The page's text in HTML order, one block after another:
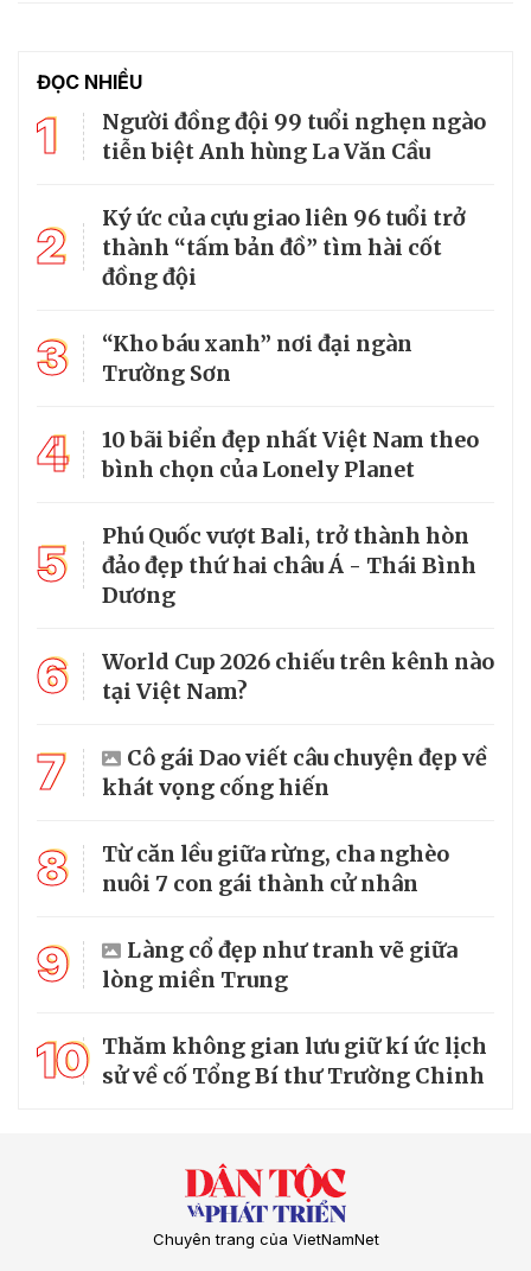
ĐỌC NHIỀU
1
Người đồng đội 99 tuổi nghẹn ngào
tiễn biệt Anh hùng La Văn Cầu
2
Ký ức của cựu giao liên 96 tuổi trở
thành “tấm bản đồ” tìm hài cốt
đồng đội
3
“Kho báu xanh” nơi đại ngàn
Trường Sơn
4
10 bãi biển đẹp nhất Việt Nam theo
bình chọn của Lonely Planet
5
Phú Quốc vượt Bali, trở thành hòn
đảo đẹp thứ hai châu Á - Thái Bình
Dương
6
World Cup 2026 chiếu trên kênh nào
tại Việt Nam?
7
Cô gái Dao viết câu chuyện đẹp về
khát vọng cống hiến
8
Từ căn lều giữa rừng, cha nghèo
nuôi 7 con gái thành cử nhân
9
Làng cổ đẹp như tranh vẽ giữa
lòng miền Trung
10 Thăm không gian lưu giữ kí ức lịch
sử về cố Tổng Bí thư Trường Chinh
Chuyên trang của VietNamNet